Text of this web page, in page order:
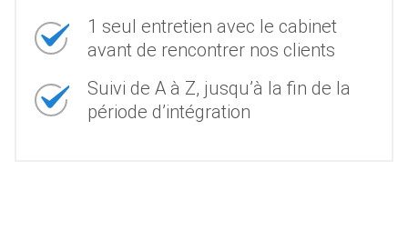
1 seul entretien avec le cabinet
avant de rencontrer nos clients
Suivi de A à Z, jusqu’à la fin de la
période d’intégration